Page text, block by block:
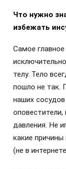
Что нужно
избежать
Самое
телу. Тело
пошло не так.
наших
давления. Не
какие
(не в